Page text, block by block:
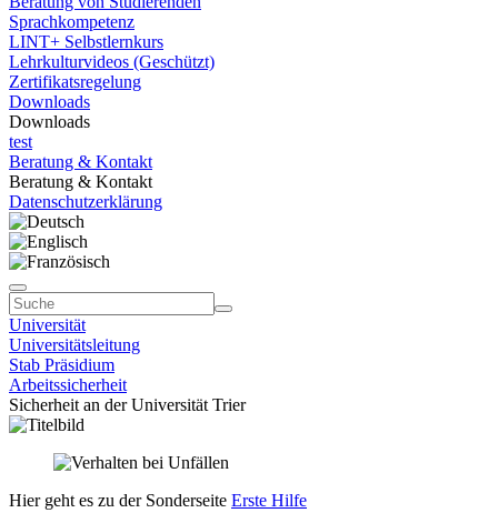
Sprachkompetenz
LINT+ Selbstlernkurs
Lehrkulturvideos (Geschützt)
Zertifikatsregelung
Downloads
Downloads
test
Beratung & Kontakt
Beratung & Kontakt
Datenschutzerklärung
Universität
Universitätsleitung
Stab Präsidium
Arbeitssicherheit
Sicherheit an der Universität Trier
Hier geht es zu der Sonderseite Erste Hilfe